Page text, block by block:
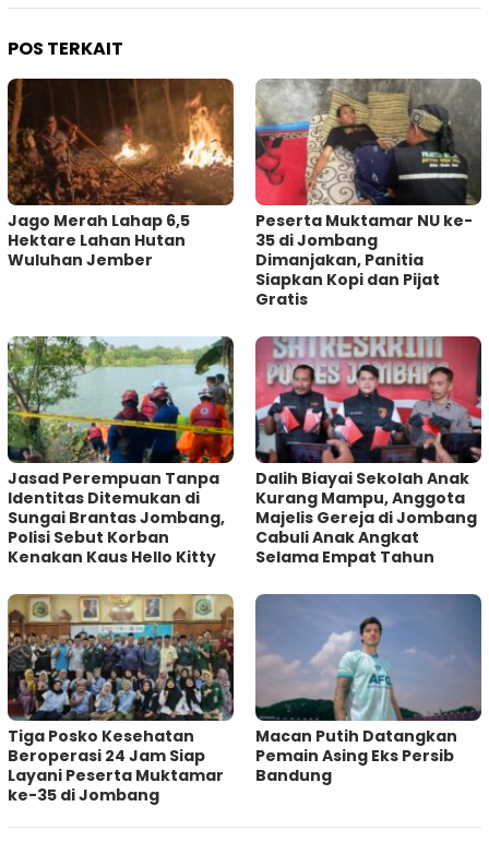
POS TERKAIT
Jago Merah Lahap 6,5
Hektare Lahan Hutan
Wuluhan Jember
Peserta Muktamar NU ke-
35 di Jombang
Dimanjakan, Panitia
Siapkan Kopi dan Pijat
Gratis
Jasad Perempuan Tanpa
Identitas Ditemukan di
Sungai Brantas Jombang,
Polisi Sebut Korban
Kenakan Kaus Hello Kitty
Dalih Biayai Sekolah Anak
Kurang Mampu, Anggota
Majelis Gereja di Jombang
Cabuli Anak Angkat
Selama Empat Tahun
Tiga Posko Kesehatan
Beroperasi 24 Jam Siap
Layani Peserta Muktamar
ke-35 di Jombang
Macan Putih Datangkan
Pemain Asing Eks Persib
Bandung